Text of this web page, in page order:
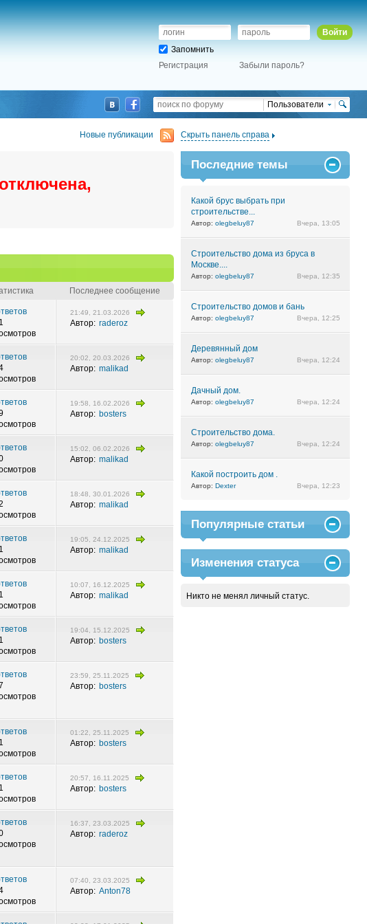
Войти
Запомнить
Регистрация
Забыли пароль?
Пользователи
Новые публикации Скрыть панель справа
Последнее сообщение
21:49, 21.03.2026
Автор: raderoz
20:02, 20.03.2026
Автор: malikad
19:58, 16.02.2026
Автор: bosters
15:02, 06.02.2026
Автор: malikad
18:48, 30.01.2026
Автор: malikad
19:05, 24.12.2025
Автор: malikad
10:07, 16.12.2025
Автор: malikad
19:04, 15.12.2025
Автор: bosters
23:59, 25.11.2025
Автор: bosters
01:22, 25.11.2025
Автор: bosters
20:57, 16.11.2025
Автор: bosters
16:37, 23.03.2025
Автор: raderoz
07:40, 23.03.2025
Автор: Anton78
Последние темы
Какой брус выбрать при
строительстве...
Автор: olegbeluy87 Вчера, 13:05
Строительство дома из бруса в
Москве....
Автор: olegbeluy87 Вчера, 12:35
Строительство домов и бань
Автор: olegbeluy87 Вчера, 12:25
Деревянный дом
Автор: olegbeluy87 Вчера, 12:24
Дачный дом.
Автор: olegbeluy87 Вчера, 12:24
Строительство дома.
Автор: olegbeluy87 Вчера, 12:24
Какой построить дом .
Автор: Dexter Вчера, 12:23
Популярные статьи
Изменения статуса
Никто не менял личный статус.